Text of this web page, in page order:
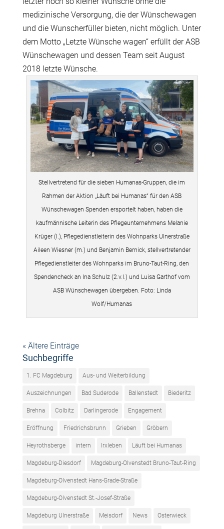
medizinische Versorgung, die der Wünschewagen
und die Wunscherfüller bieten, nicht möglich. Unter
dem Motto „Letzte Wünsche wagen“ erfüllt der ASB
Wünschewagen und dessen Team seit August
2018 letzte Wünsche.
Stellvertretend für die sieben Humanas-Gruppen, die im
Rahmen der Aktion „Läuft bei Humanas“ für den ASB
Wünschewagen Spenden ersportelt haben, haben die
kaufmännische Leiterin des Pflegeunternehmens Melanie
Krüger (l.), Pflegedienstleiterin des Wohnparks Ulnerstraße
Aileen Wiesner (m.) und Benjamin Bernick, stellvertretender
Pflegedienstleiter des Wohnparks im Bruno-Taut-Ring, den
Spendencheck an Ina Schulz (2.v.l.) und Luisa Garthof vom
ASB Wünschewagen übergeben. Foto: Linda
Wolf/Humanas
« Ältere Einträge
Suchbegriffe
1. FC Magdeburg Aus- und Weiterbildung
Auszeichnungen Bad Suderode Ballenstedt Biederitz
Brehna Colbitz Darlingerode Engagement
Eröffnung Friedrichsbrunn Grieben Gröbern
Heyrothsberge intern Irxleben Läuft bei Humanas
Magdeburg-Diesdorf Magdeburg-Olvenstedt Bruno-Taut-Ring
Magdeburg-Olvenstedt Hans-Grade-Straße
Magdeburg-Olvenstedt St.-Josef-Straße
Magdeburg Ulnerstraße Meisdorf News Osterwieck